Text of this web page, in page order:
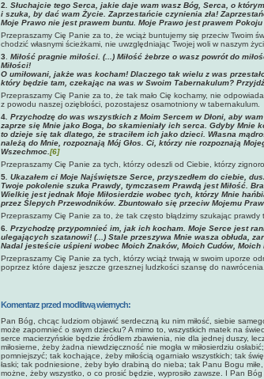
2
Słuchajcie tego Serca, jakie daje wam wasz Bóg, Serca, o
i szuka, by dać wam Życie. Zaprzestańcie czynienia zła!
Moje Prawo nie jest prawem buntu. Moje Prawo jest prawem Pokoju
Przepraszamy Cię Panie za to, że wciąż buntujemy się przeciw Twoim
chodzić własnymi ścieżkami, nie uwzględniając Twojej woli w naszym
3
Miłość pragnie miłości. (...) Miłość żebrze o wasz powrót do
Miłości!
O umiłowani, jakże was kocham! Dlaczego tak wielu z was
który będzie tam, czekając na was w Swoim Tabernakulum?
Przepraszamy Cię Panie za to, że tak mało Cię kochamy, nie
z powodu naszej oziębłości, pozostajesz osamotniony w tabernakulum.
4 Przychodzę do was wszystkich z Moim Sercem w Dłoni, aby
zaprze się Mnie jako Boga, bo skamieniały ich serca. Gdyby Mnie
to dzieje się tak dlatego, że straciłem ich jako dzieci. Własna
należą do Mnie, rozpoznają Mój Głos. Ci, którzy nie rozpoznają
Wszechmoc. [6]
Przepraszamy Cię Panie za tych, którzy odeszli od Ciebie, którzy
5 Ukazałem ci Moje Najświętsze Serce, przyszedłem do ciebie,
Twoje pokolenie szuka Prawdy, tymczasem Prawdą jest Miłość.
Wielkie jest jednak Moje Miłosierdzie wobec tych, którzy Mnie
przez Ślepych Przewodników. Zbuntowało się przeciw Mojemu
Przepraszamy Cię Panie za to, że tak często błądzimy szukając
6
Przychodzę przypomnieć im, jak ich kocham. Moje Serce jest
ulegających szatanowi! (...) Stale przeszywa Mnie wasza obłuda,
Nadal jesteście uśpieni wobec Moich Znaków, Moich Cudów, Moich
Przepraszamy Cię Panie za tych, którzy wciąż trwają w swoim uporze
poprzez które dajesz jeszcze grzesznej ludzkości szansę do nawrócenia.
Komentarz przed modlitwą wiernych:
Pan Bóg, chcąc ludziom objawić serdeczną ku nim miłość, siebie
może zapomnieć o swym dziecku? A mimo to, wszystkich matek na
serce macierzyńskie będzie źródłem zbawienia, nie dla jednej duszy,
miłosierne, żeby żadna niewdzięczność nie mogła w miłosierdziu
pomniejszyć; tak kochające, żeby miłością ogarniało wszystkich; tak
łaski; tak podniesione, żeby było drabiną do nieba; tak Panu Bogu
możne, żeby wszystko, o co prosić będzie, wyprosiło zawsze. I Pan